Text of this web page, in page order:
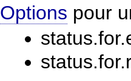
Options pour